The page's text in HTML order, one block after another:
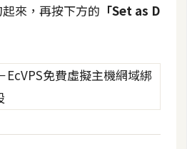
來，再按下方的 「Set as D